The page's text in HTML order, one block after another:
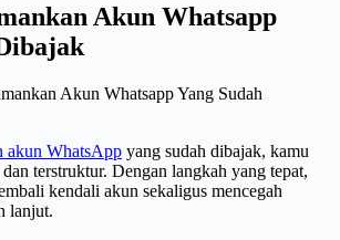
Akun Whatsapp
akun WhatsApp yang sudah dibajak, kamu
terstruktur. Dengan langkah yang tepat,
kendali akun sekaligus mencegah
lanjut.